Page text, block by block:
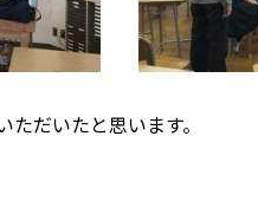
だいたと思います。